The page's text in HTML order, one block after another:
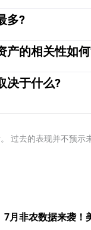
多?
向于使储备多样化，
币实力的看法。高黄
增加了1136吨黄金
产的相关性如
美元贬值时，黄金往
荡时期实现资产多元
有利于黄金。
决于什么?
忧可能会迅速推高黄
金成本通常会拖累黄
过去的表现并不预示
7月非农数据来袭！